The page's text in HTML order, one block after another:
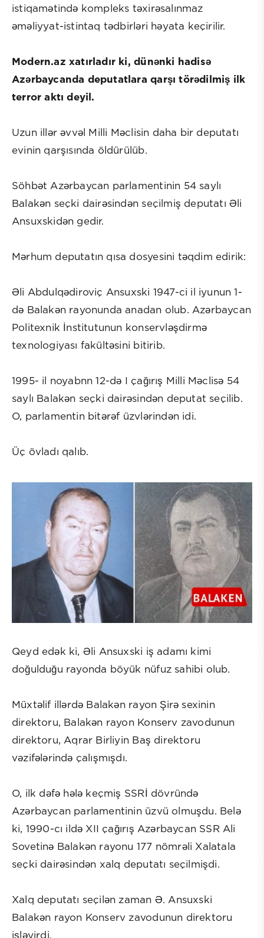
istiqamətində kompleks təxirəsalınmaz
əməliyyat-istintaq tədbirləri həyata keçirilir.
Modern.az xatırladır ki, dünənki hadisə
Azərbaycanda deputatlara qarşı törədilmiş ilk
terror aktı deyil.
Uzun illər əvvəl Milli Məclisin daha bir deputatı
evinin qarşısında öldürülüb.
Söhbət Azərbaycan parlamentinin 54 saylı
Balakən seçki dairəsindən seçilmiş deputatı Əli
Ansuxskidən gedir.
Mərhum deputatın qısa dosyesini təqdim edirik:
Əli Abdulqədiroviç Ansuxski 1947-ci il iyunun 1-
də Balakən rayonunda anadan olub. Azərbaycan
Politexnik İnstitutunun konservləşdirmə
texnologiyası fakültəsini bitirib.
1995- il noyabnn 12-də I çağırış Milli Məclisə 54
saylı Balakən seçki dairəsindən deputat seçilib.
O, parlamentin bitərəf üzvlərindən idi.
Üç övladı qalıb.
Qeyd edək ki, Əli Ansuxski iş adamı kimi
doğulduğu rayonda böyük nüfuz sahibi olub.
Müxtəlif illərdə Balakən rayon Şirə sexinin
direktoru, Balakən rayon Konserv zavodunun
direktoru, Aqrar Birliyin Baş direktoru
vəzifələrində çalışmışdı.
O, ilk dəfə hələ keçmiş SSRİ dövründə
Azərbaycan parlamentinin üzvü olmuşdu. Belə
ki, 1990-cı ildə XII çağırış Azərbaycan SSR Ali
Sovetinə Balakən rayonu 177 nömrəli Xalatala
seçki dairəsindən xalq deputatı seçilmişdi.
Xalq deputatı seçilən zaman Ə. Ansuxski
Balakən rayon Konserv zavodunun direktoru
işləyirdi.